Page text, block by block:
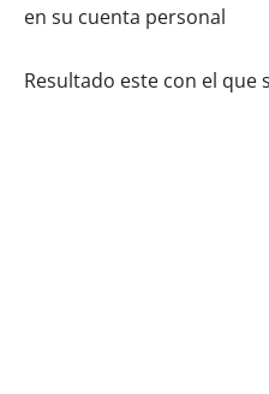
en su cuenta personal
Resultado este con el que